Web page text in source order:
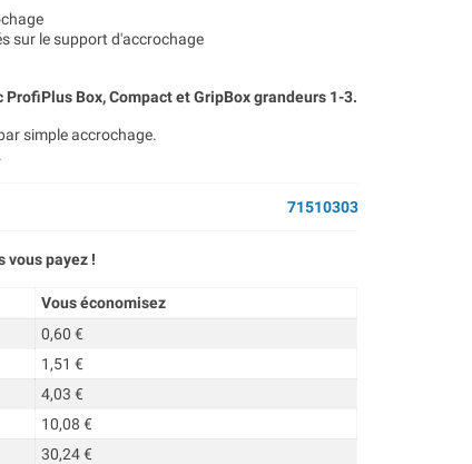
sur le support d'accrochage
Box, Compact et GripBox grandeurs 1-3.
simple accrochage.
71510303
vous payez !
Vous économisez
0,60 €
1,51 €
4,03 €
10,08 €
30,24 €